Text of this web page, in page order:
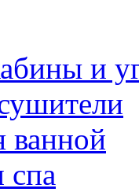
и
ванной
спа